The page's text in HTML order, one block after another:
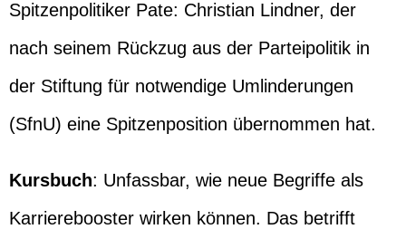
Spitzenpolitiker Pate: Christian Lindner, der
nach seinem Rückzug aus der Parteipolitik in
der Stiftung für notwendige Umlinderungen
(SfnU) eine Spitzenposition übernommen hat.
Kursbuch: Unfassbar, wie neue Begriffe als
Karrierebooster wirken können. Das betrifft